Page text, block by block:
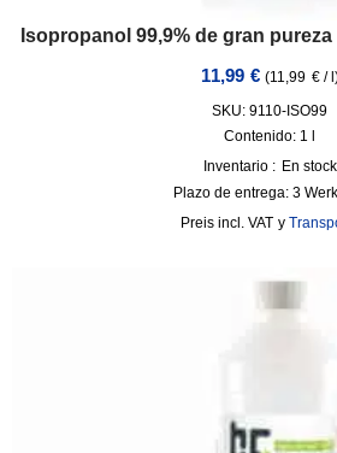
Isopropanol 99,9% de gran
11,99 € (11,99 €/l
SKU: 9110-ISO99
Contenido: 1
Inventario : En stock
Plazo de entrega: 3
incl. VAT y